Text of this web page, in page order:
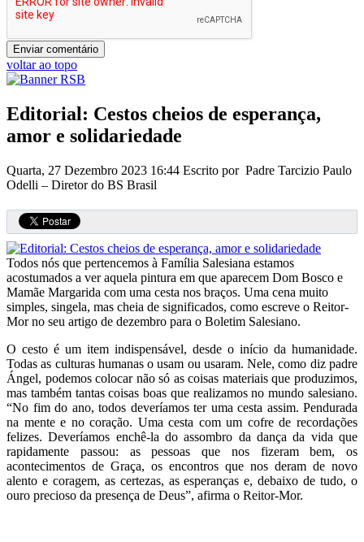
voltar ao topo
Editorial: Cestos cheios de esperança,
amor e solidariedade
Quarta, 27 Dezembro 2023 16:44 Escrito por Padre Tarcizio Paulo
Odelli – Diretor do BS Brasil
Todos nós que pertencemos à Família Salesiana estamos
acostumados a ver aquela pintura em que aparecem Dom Bosco e
Mamãe Margarida com uma cesta nos braços. Uma cena muito
simples, singela, mas cheia de significados, como escreve o Reitor-
Mor no seu artigo de dezembro para o Boletim Salesiano.
O cesto é um item indispensável, desde o início da humanidade.
Todas as culturas humanas o usam ou usaram. Nele, como diz padre
Ángel, podemos colocar não só as coisas materiais que produzimos,
mas também tantas coisas boas que realizamos no mundo salesiano.
“No fim do ano, todos deveríamos ter uma cesta assim. Pendurada
na mente e no coração. Uma cesta com um cofre de recordações
felizes. Deveríamos enchê-la do assombro da dança da vida que
rapidamente passou: as pessoas que nos fizeram bem, os
acontecimentos de Graça, os encontros que nos deram de novo
alento e coragem, as certezas, as esperanças e, debaixo de tudo, o
ouro precioso da presença de Deus”, afirma o Reitor-Mor.